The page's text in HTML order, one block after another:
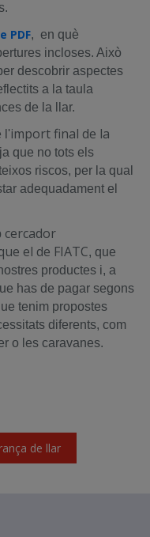
PDF, en què
incloses. Això
descobrir aspectes
a la taula
de la llar.
l'import final de la
que no tots els
riscos, per la qual
adequadament el
cercador
el de FIATC, que
productes i, a
has de pagar segons
tenim propostes
diferents, com
o les caravanes.
de llar